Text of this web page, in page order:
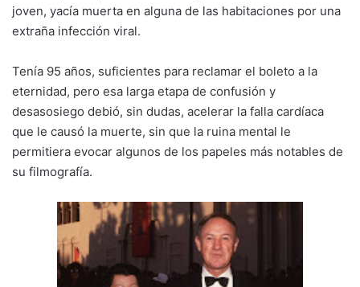
joven, yacía muerta en alguna de las habitaciones por una
extraña infección viral.
Tenía 95 años, suficientes para reclamar el boleto a la
eternidad, pero esa larga etapa de confusión y
desasosiego debió, sin dudas, acelerar la falla cardíaca
que le causó la muerte, sin que la ruina mental le
permitiera evocar algunos de los papeles más notables de
su filmografía.